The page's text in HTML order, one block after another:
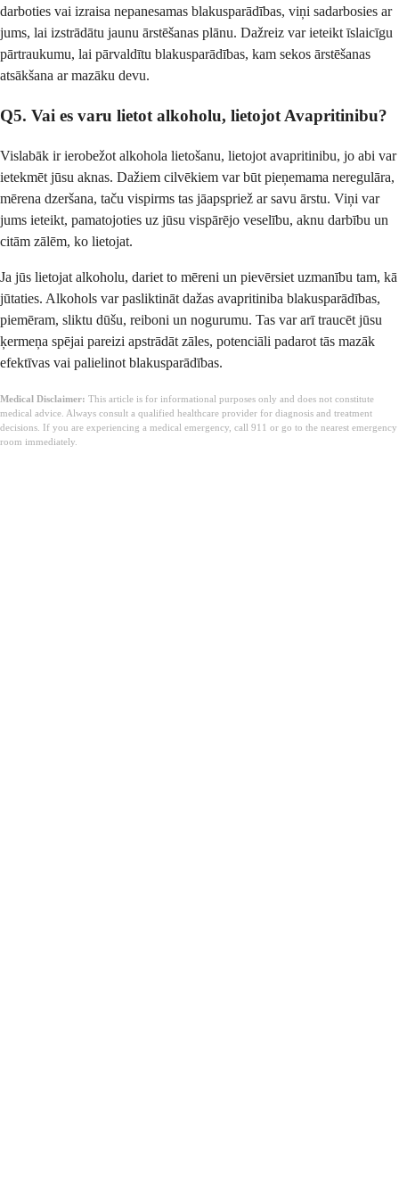
darboties vai izraisa nepanesamas blakusparādības, viņi sadarbosies ar
jums, lai izstrādātu jaunu ārstēšanas plānu. Dažreiz var ieteikt īslaicīgu
pārtraukumu, lai pārvaldītu blakusparādības, kam sekos ārstēšanas
atsākšana ar mazāku devu.
Q5. Vai es varu lietot alkoholu, lietojot Avapritinibu?
Vislabāk ir ierobežot alkohola lietošanu, lietojot avapritinibu, jo abi var
ietekmēt jūsu aknas. Dažiem cilvēkiem var būt pieņemama neregulāra,
mērena dzeršana, taču vispirms tas jāapspriež ar savu ārstu. Viņi var
jums ieteikt, pamatojoties uz jūsu vispārējo veselību, aknu darbību un
citām zālēm, ko lietojat.
Ja jūs lietojat alkoholu, dariet to mēreni un pievērsiet uzmanību tam, kā
jūtaties. Alkohols var pasliktināt dažas avapritiniba blakusparādības,
piemēram, sliktu dūšu, reiboni un nogurumu. Tas var arī traucēt jūsu
ķermeņa spējai pareizi apstrādāt zāles, potenciāli padarot tās mazāk
efektīvas vai palielinot blakusparādības.
Medical Disclaimer: This article is for informational purposes only and does not constitute
medical advice. Always consult a qualified healthcare provider for diagnosis and treatment
decisions. If you are experiencing a medical emergency, call 911 or go to the nearest emergency
room immediately.